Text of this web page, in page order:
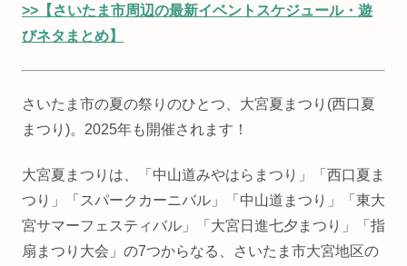
>>【さいたま市周辺の最新イベントスケジュール・遊
びネタまとめ】
さいたま市の夏の祭りのひとつ、大宮夏まつり(西口夏
まつり)。2025年も開催されます！
大宮夏まつりは、「中山道みやはらまつり」「西口夏ま
つり」「スパークカーニバル」「中山道まつり」「東大
宮サマーフェスティバル」「大宮日進七夕まつり」「指
扇まつり大会」の7つからなる、さいたま市大宮地区の